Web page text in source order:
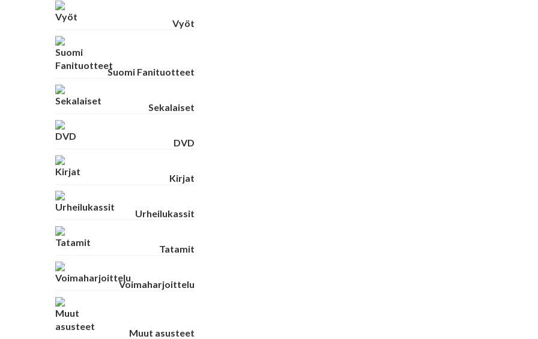
Vyöt
Suomi Fanituotteet
Sekalaiset
DVD
Kirjat
Urheilukassit
Tatamit
Voimaharjoittelu
Muut asusteet